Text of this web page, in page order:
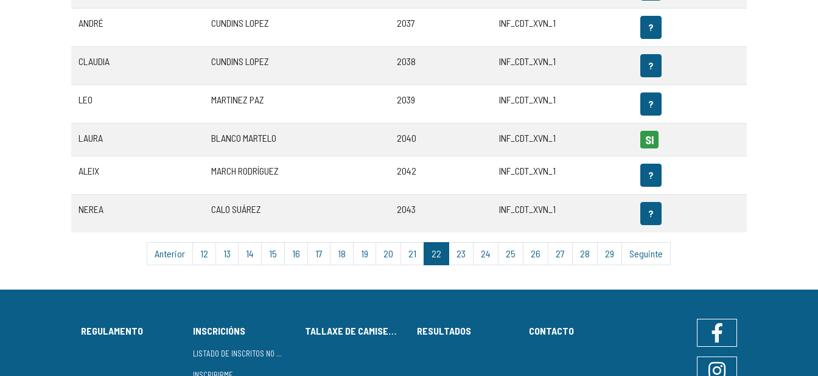
ANDRÉ CUNDINS LOPEZ 2037 INF_CDT_XVN_1 ?
CLAUDIA CUNDINS LOPEZ 2038 INF_CDT_XVN_1 ?
LEO MARTINEZ PAZ 2039 INF_CDT_XVN_1 ?
LAURA BLANCO MARTELO 2040 INF_CDT_XVN_1 SI
ALEIX MARCH RODRÍGUEZ 2042 INF_CDT_XVN_1 ?
NEREA CALO SUÁREZ 2043 INF_CDT_XVN_1 ?
Anterior 12 13 14 15 16 17 18 19 20 21 22 23 24 25 26 27 28 29 Seguinte
REGULAMENTO INSCRICIÓNS
LISTADO DE INSCRITOS NO CIRCUÍTO
TALLAXE DE CAMISETAS RESULTADOS CONTACTO